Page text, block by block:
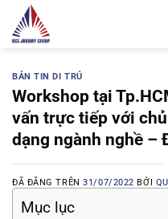
Chuyển
đến
dungBẢN TIN DI TRÚ
Workshop tại
vấn trực tiếp với
dạng ngành nghề –
ĐÃ ĐĂNG TRÊN31/07/2022 BỞI
Mục lục